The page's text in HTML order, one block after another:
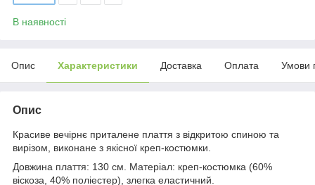
В наявності
Опис Характеристики Доставка Оплата Умови
Опис
Красиве вечірнє приталене плаття з відкритою спиною та
вирізом, виконане з якісної креп-костюмки.
Довжина плаття: 130 см. Матеріал: креп-костюмка (60%
віскоза, 40% поліестер), злегка еластичний.